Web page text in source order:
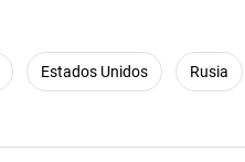
Estados Unidos Rusia